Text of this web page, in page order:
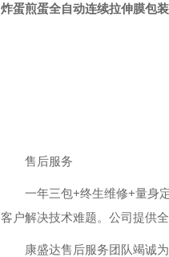
炸蛋煎蛋全自动连续拉伸膜包
售后服务
一年三包+终生维修+量身
客户解决技术难题。公司提供
康盛达售后服务团队竭诚